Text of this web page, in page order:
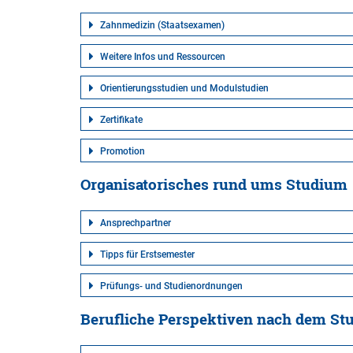
Zahnmedizin (Staatsexamen)
Weitere Infos und Ressourcen
Orientierungsstudien und Modulstudien
Zertifikate
Promotion
Organisatorisches rund ums Studium
Ansprechpartner
Tipps für Erstsemester
Prüfungs- und Studienordnungen
Berufliche Perspektiven nach dem